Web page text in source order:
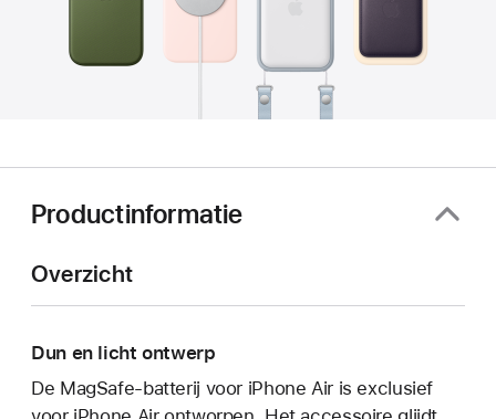
Productinformatie
Overzicht
Dun en licht ontwerp
De MagSafe-batterij voor iPhone Air is exclusief